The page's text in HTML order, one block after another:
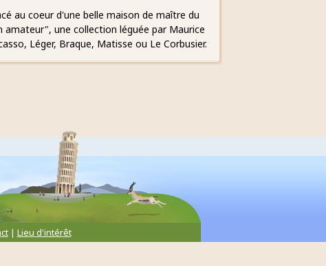
au coeur d'une belle maison de maître du
amateur", une collection léguée par Maurice
Léger, Braque, Matisse ou Le Corbusier.
| Lieu d'intérêt